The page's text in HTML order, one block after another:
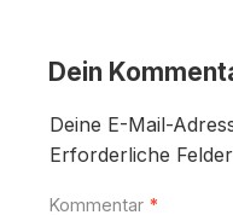
Dein
Deine E-Mail-
Erforderliche
Kommentar *